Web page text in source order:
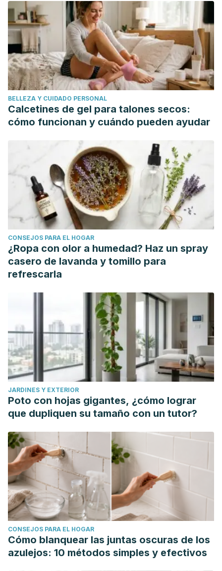
neurological considerations.
Frontiers in human
neuroscience
, 8, 389.
https://doi.org/10.3389/fnhum.2014.00389
BELLEZA Y CUIDADO PERSONAL
Calcetines de gel para talones secos:
cómo funcionan y cuándo pueden ayudar
CONSEJOS PARA EL HOGAR
¿Ropa con olor a humedad? Haz un spray
casero de lavanda y tomillo para
refrescarla
JARDINES Y EXTERIOR
Poto con hojas gigantes, ¿cómo lograr
que dupliquen su tamaño con un tutor?
CONSEJOS PARA EL HOGAR
Cómo blanquear las juntas oscuras de los
azulejos: 10 métodos simples y efectivos